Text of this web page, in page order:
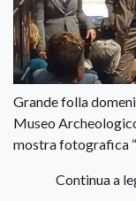
Grande folla
Museo
mostra fotografica
Continua a